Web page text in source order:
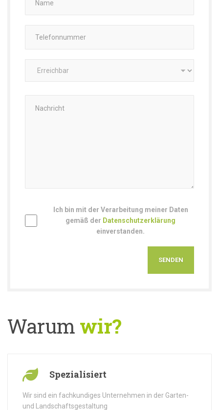
Ich bin mit der Verarbeitung meiner Daten
gemäß der Datenschutzerklärung
einverstanden.
Warum wir?
Spezialisiert
Wir sind ein fachkundiges Unternehmen in der Garten-
und Landschaftsgestaltung